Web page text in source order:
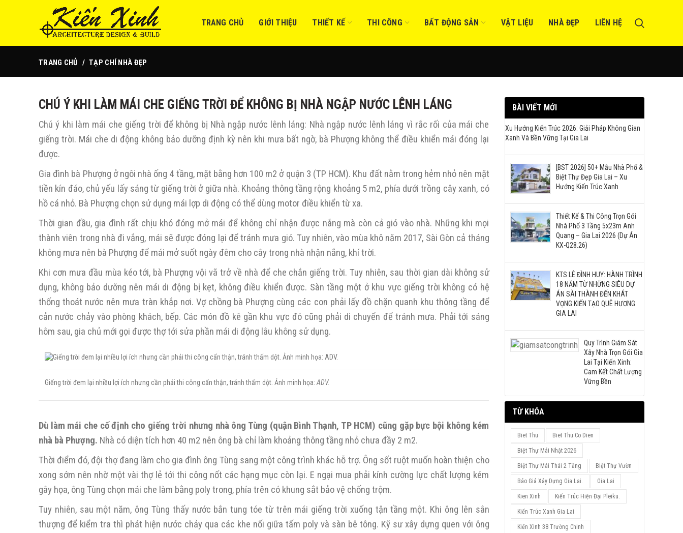
TRANG CHỦ GIỚI THIỆU THIẾT KẾ THI CÔNG BẤT ĐỘNG SẢN VẬT LIỆU NHÀ ĐẸP LIÊN HỆ
TRANG CHỦ TẠP CHÍ NHÀ ĐẸP
CHÚ Ý KHI LÀM MÁI CHE GIẾNG TRỜI ĐỂ KHÔNG BỊ NHÀ NGẬP NƯỚC LÊNH LÁNG
Chú ý khi làm mái che giếng trời để không bị Nhà ngập nước lênh láng: Nhà ngập nước lênh láng vì rắc rối của mái che
giếng trời. Mái che di động không bảo dưỡng định kỳ nên khi mưa bất ngờ, bà Phượng không thể điều khiển mái đóng lại
được.
Gia đình bà Phượng ở ngôi nhà ống 4 tầng, mặt bằng hơn 100 m2 ở quận 3 (TP HCM). Khu đất nằm trong hẻm nhỏ nên mặt
tiền kín đáo, chủ yếu lấy sáng từ giếng trời ở giữa nhà. Khoảng thông tầng rộng khoảng 5 m2, phía dưới trồng cây xanh, có
hồ cá nhỏ. Bà Phượng chọn sử dụng mái lợp di động có thể dùng motor điều khiển từ xa.
Thời gian đầu, gia đình rất chịu khó đóng mở mái để không chỉ nhận được nắng mà còn cả gió vào nhà. Những khi mọi
thành viên trong nhà đi vắng, mái sẽ được đóng lại để tránh mưa gió. Tuy nhiên, vào mùa khô năm 2017, Sài Gòn cả tháng
không mưa nên bà Phượng để mái mở suốt ngày đêm cho cây trong nhà nhận nắng, khí trời.
Khi cơn mưa đầu mùa kéo tới, bà Phượng vội vã trở về nhà để che chắn giếng trời. Tuy nhiên, sau thời gian dài không sử
dụng, không bảo dưỡng nên mái di động bị kẹt, không điều khiển được. Sàn tầng một ở khu vực giếng trời không có hệ
thống thoát nước nên mưa tràn khắp nơi. Vợ chồng bà Phượng cùng các con phải lấy đồ chặn quanh khu thông tầng để
cản nước chảy vào phòng khách, bếp. Các món đồ kê gần khu vực đó cũng phải di chuyển để tránh mưa. Phải tới sáng
hôm sau, gia chủ mới gọi được thợ tới sửa phần mái di động lâu không sử dụng.
Giếng trời đem lại nhiều lợi ích nhưng cần phải thi công cẩn thận, tránh thấm dột. Ảnh minh họa: ADV.
Dù làm mái che cố định cho giếng trời nhưng nhà ông Tùng (quận Bình Thạnh, TP HCM) cũng gặp bực bội không kém
nhà bà Phượng. Nhà có diện tích hơn 40 m2 nên ông bà chỉ làm khoảng thông tầng nhỏ chưa đầy 2 m2.
Thời điểm đó, đội thợ đang làm cho gia đình ông Tùng sang một công trình khác hỗ trợ. Ông sốt ruột muốn hoàn thiện cho
xong sớm nên nhờ một vài thợ lẻ tới thi công nốt các hạng mục còn lại. E ngại mua phải kính cường lực chất lượng kém
gây họa, ông Tùng chọn mái che làm bằng poly trong, phía trên có khung sắt bảo vệ chống trộm.
Tuy nhiên, sau một năm, ông Tùng thấy nước bắn tung tóe từ trên mái giếng trời xuống tận tầng một. Khi ông lên sân
thượng để kiểm tra thì phát hiện nước chảy qua các khe nối giữa tấm poly và sàn bê tông. Kỹ sư xây dựng quen với ông
BÀI VIẾT MỚI
Xu Hướng Kiến Trúc 2026: Giải Pháp Không Gian
Xanh Và Bền Vững Tại Gia Lai
[BST 2026] 50+ Mẫu Nhà Phố &
Biệt Thự Đẹp Gia Lai – Xu
Hướng Kiến Trúc Xanh
Thiết Kế & Thi Công Trọn Gói
Nhà Phố 3 Tầng 5x23m Anh
Quang – Gia Lai 2026 (Dự Án
KX-Q28.26)
KTS LÊ ĐÌNH HUY: HÀNH TRÌNH
18 NĂM TỪ NHỮNG SIÊU DỰ
ÁN SÀI THÀNH ĐẾN KHÁT
VỌNG KIẾN TẠO QUÊ HƯƠNG
GIA LAI
Quy Trình Giám Sát
Xây Nhà Trọn Gói Gia
Lai Tại Kiến Xinh:
Cam Kết Chất Lượng
Vững Bền
TỪ KHÓA
Biet Thu Biet Thu Co Dien
Biệt Thự Mái Nhật 2026
Biệt Thự Mái Thái 2 Tầng Biệt Thự Vườn
Báo Giá Xây Dựng Gia Lai. Gia Lai
Kien Xinh Kiến Trúc Hiện Đại Pleiku.
Kiến Trúc Xanh Gia Lai
Kiến Xinh 38 Trường Chinh